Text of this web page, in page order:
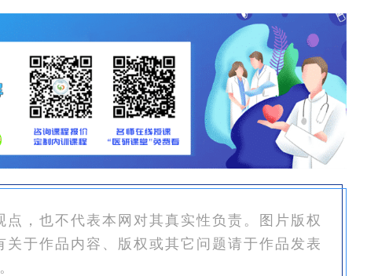
，也不代表本网对其真实性负责。图片版权
于作品内容、版权或其它问题请于作品发表